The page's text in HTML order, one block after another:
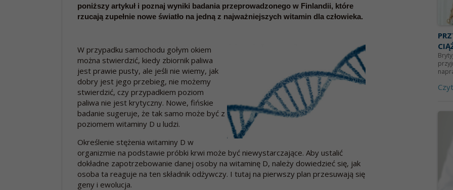
poniższy artykuł i poznaj wyniki badania przeprowadzonego w Finlandii, które
rzucają zupełnie nowe światło na jedną z najważniejszych witamin dla człowieka.
W przypadku samochodu gołym okiem
można stwierdzić, kiedy zbiornik paliwa
jest prawie pusty, ale jeśli nie wiemy, jak
dobry jest jego przebieg, nie możemy
stwierdzić, czy przypadkiem poziom
paliwa nie jest krytyczny. Nowe, fińskie
badanie sugeruje, że tak samo może być z
poziomem witaminy D u ludzi.
Określenie stężenia witaminy D w
organizmie na podstawie próbki krwi może być niewystarczające. Aby ustalić
dokładne zapotrzebowanie danej osoby na witaminę D, należy dowiedzieć się, jak
osoba ta reaguje na ten składnik odżywczy. I tutaj na pierwszy plan przesuwają się
geny i ewolucja.